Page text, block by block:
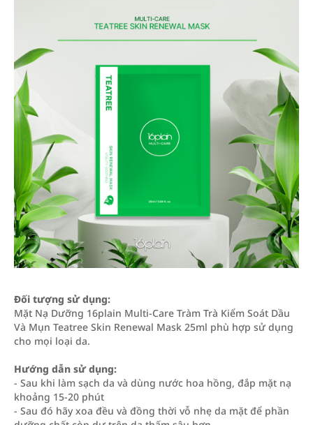
Đối tượng sử dụng:
Mặt Nạ Dưỡng 16plain Multi-Care Tràm Trà Kiểm Soát Dầu
Và Mụn Teatree Skin Renewal Mask 25ml phù hợp sử dụng
cho mọi loại da.
Hướng dẫn sử dụng:
- Sau khi làm sạch da và dùng nước hoa hồng, đắp mặt nạ
khoảng 15-20 phút
- Sau đó hãy xoa đều và đồng thời vỗ nhẹ da mặt để phần